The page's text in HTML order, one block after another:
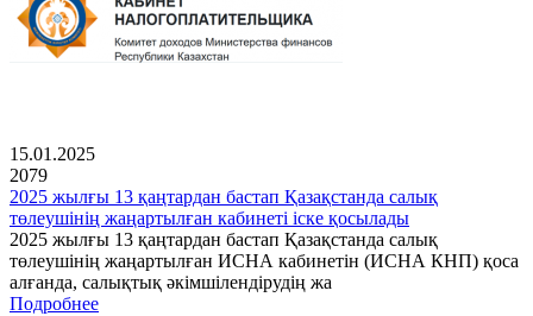
15.01.2025
2079
2025 жылғы 13 қаңтардан бастап Қазақстанда салық
төлеушінің жаңартылған кабинеті іске қосылады
2025 жылғы 13 қаңтардан бастап Қазақстанда салық
төлеушінің жаңартылған ИСНА кабинетін (ИСНА КНП) қоса
алғанда, салықтық әкімшілендірудің жа
Подробнее